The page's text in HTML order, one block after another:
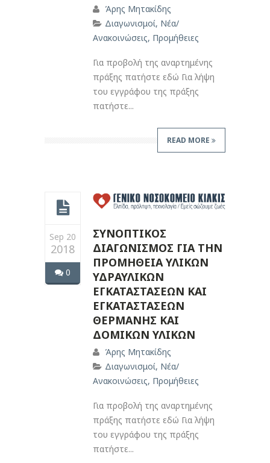
Άρης Μητακίδης
Διαγωνισμοί, Νέα/
Ανακοινώσεις, Προμήθειες
Για προβολή της αναρτημένης
πράξης πατήστε εδώ Για λήψη
του εγγράφου της πράξης
πατήστε...
READ MORE
Sep 20
2018
0
ΣΥΝΟΠΤΙΚΟΣ
ΔΙΑΓΩΝΙΣΜΟΣ ΓΙΑ ΤΗΝ
ΠΡΟΜΗΘΕΙΑ ΥΛΙΚΩΝ
ΥΔΡΑΥΛΙΚΩΝ
ΕΓΚΑΤΑΣΤΑΣΕΩΝ ΚΑΙ
ΕΓΚΑΤΑΣΤΑΣΕΩΝ
ΘΕΡΜΑΝΗΣ ΚΑΙ
ΔΟΜΙΚΩΝ ΥΛΙΚΩΝ
Άρης Μητακίδης
Διαγωνισμοί, Νέα/
Ανακοινώσεις, Προμήθειες
Για προβολή της αναρτημένης
πράξης πατήστε εδώ Για λήψη
του εγγράφου της πράξης
πατήστε...